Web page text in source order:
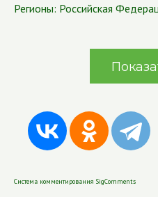
Регионы: Российская
Система комментирования SigComments